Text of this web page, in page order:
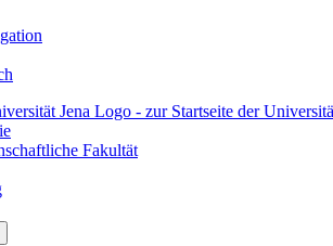
Jena Logo - zur Startseite der
Fakultät